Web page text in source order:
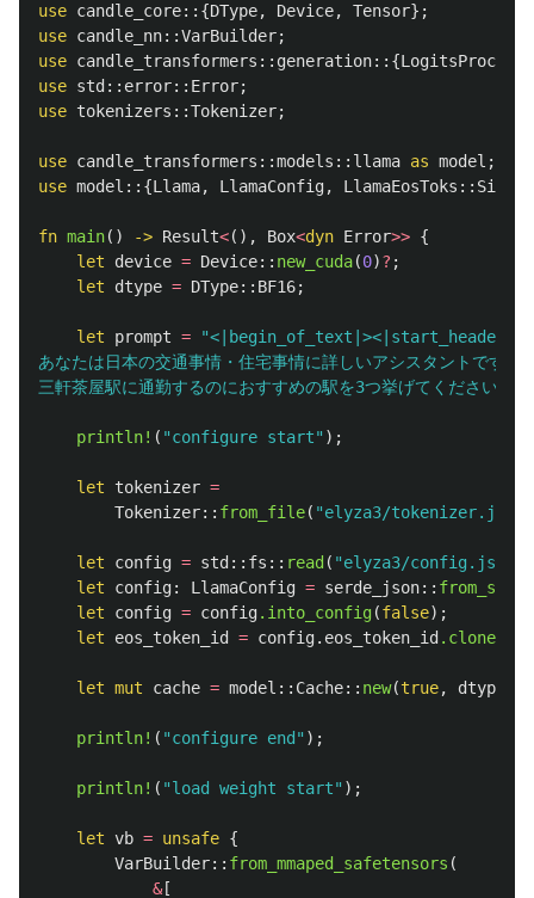
use candle_core::{DType, Device, Tensor};
use candle_nn::VarBuilder;
use candle_transformers :: generation::{
use std :: error:: Error;
use tokenizers ::Tokenizer;
use candle_transformers ::models :: llama as model ;
use model ::{Llama, LlamaConfig, LlamaEosToks :: Single
fn main() -> Result<(), Box<dyn Error>> {
let
device = Device:: new_cuda(0)? ;
let
dtype = DType:: BF16;
let prompt =
あなたは日本の交通事情・住宅事情に詳しいアシスタント
三軒茶屋駅に通勤するのにおすすめの駅を3つ挙げてくだ
println! ( "configure start" );
let tokenizer =
Tokenizer:: from_file( "elyza3/tokenizer.json"
let config = std :: fs :: read ( "elyza3/config.json"
let
config: LlamaConfig = serde_json:: from_slice
let
config = config.into_config(false);
let
eos_token_id = config.eos_token_id .clone
let mut cache = model :: Cache:: new(true, dtype
println! ( "configure end" );
println! ( "load weight start" );
let vb = unsafe {
VarBuilder:: from_mmaped_safetensors (
&[